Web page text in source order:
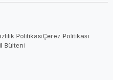
PolitikasıÇerez Politikası
Bülteni